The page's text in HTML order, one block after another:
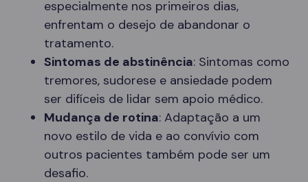
especialmente nos primeiros dias,
enfrentam o desejo de abandonar o
tratamento.
Sintomas de abstinência: Sintomas como
tremores, sudorese e ansiedade podem
ser difíceis de lidar sem apoio médico.
Mudança de rotina: Adaptação a um
novo estilo de vida e ao convívio com
outros pacientes também pode ser um
desafio.